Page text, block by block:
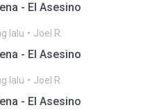
- El Asesino
lalu Joel R.
- El Asesino
lalu Joel R.
- El Asesino